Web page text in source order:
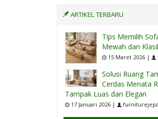
ARTIKEL TERBARU
Tips Memilih
Mewah dan
15 Maret 2026 |
Solusi Ruang
Cerdas Menata
Tampak Luas dan Elegan
17 Januari 2026 |